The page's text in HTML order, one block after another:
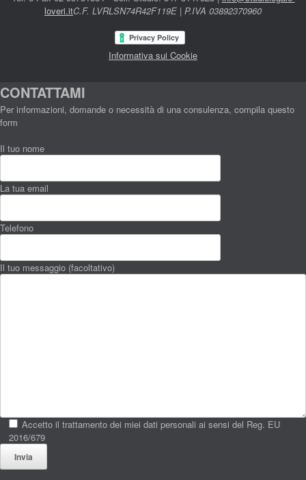
loveri.itC.F. LVRLSN74R42F119E | P.IVA 03892370960
Informativa sui Cookie
CONTATTAMI
Per informazioni, domande o necessità di una consulenza, compila questo
form
Il tuo nome
La tua email
Telefono
Il tuo messaggio (facoltativo)
Accetto il trattamento dei miei dati personali ai sensi del Reg. EU
2016/679